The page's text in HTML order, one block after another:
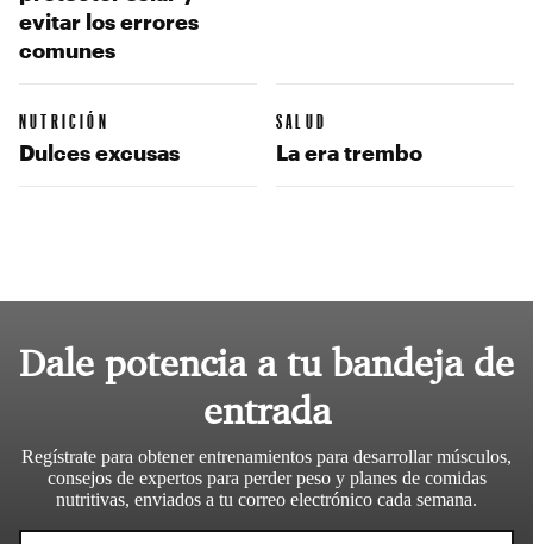
evitar los errores
comunes
NUTRICIÓN
Dulces excusas
SALUD
La era trembo
Dale potencia a tu bandeja de
entrada
Regístrate para obtener entrenamientos para desarrollar músculos,
consejos de expertos para perder peso y planes de comidas
nutritivas, enviados a tu correo electrónico cada semana.